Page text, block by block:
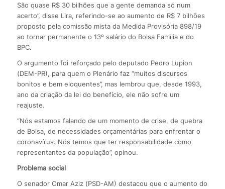
São quase R$ 30 bilhões que a gente demanda só num
acerto”, disse Lira, referindo-se ao aumento de R$ 7 bilhões
proposto pela comissão mista da Medida Provisória 898/19
ao tornar permanente o 13º salário do Bolsa Família e do
BPC.
O argumento foi reforçado pelo deputado Pedro Lupion
(DEM-PR), para quem o Plenário faz “muitos discursos
bonitos e bem eloquentes”, mas lembrou que, desde 1993,
ano da criação da lei do benefício, ele não sofre um
reajuste.
“Nós estamos falando de um momento de crise, de quebra
de Bolsa, de necessidades orçamentárias para enfrentar o
coronavírus. Nós temos que ter responsabilidade como
representantes da população”, opinou.
Problema social
O senador Omar Aziz (PSD-AM) destacou que o aumento do